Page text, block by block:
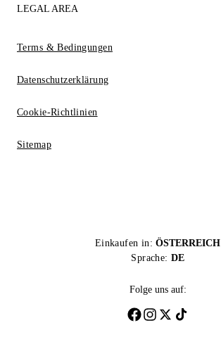
LEGAL AREA
Terms & Bedingungen
Datenschutzerklärung
Cookie-Richtlinien
Sitemap
Einkaufen in: ÖSTERREICH
Sprache: DE
Folge uns auf: